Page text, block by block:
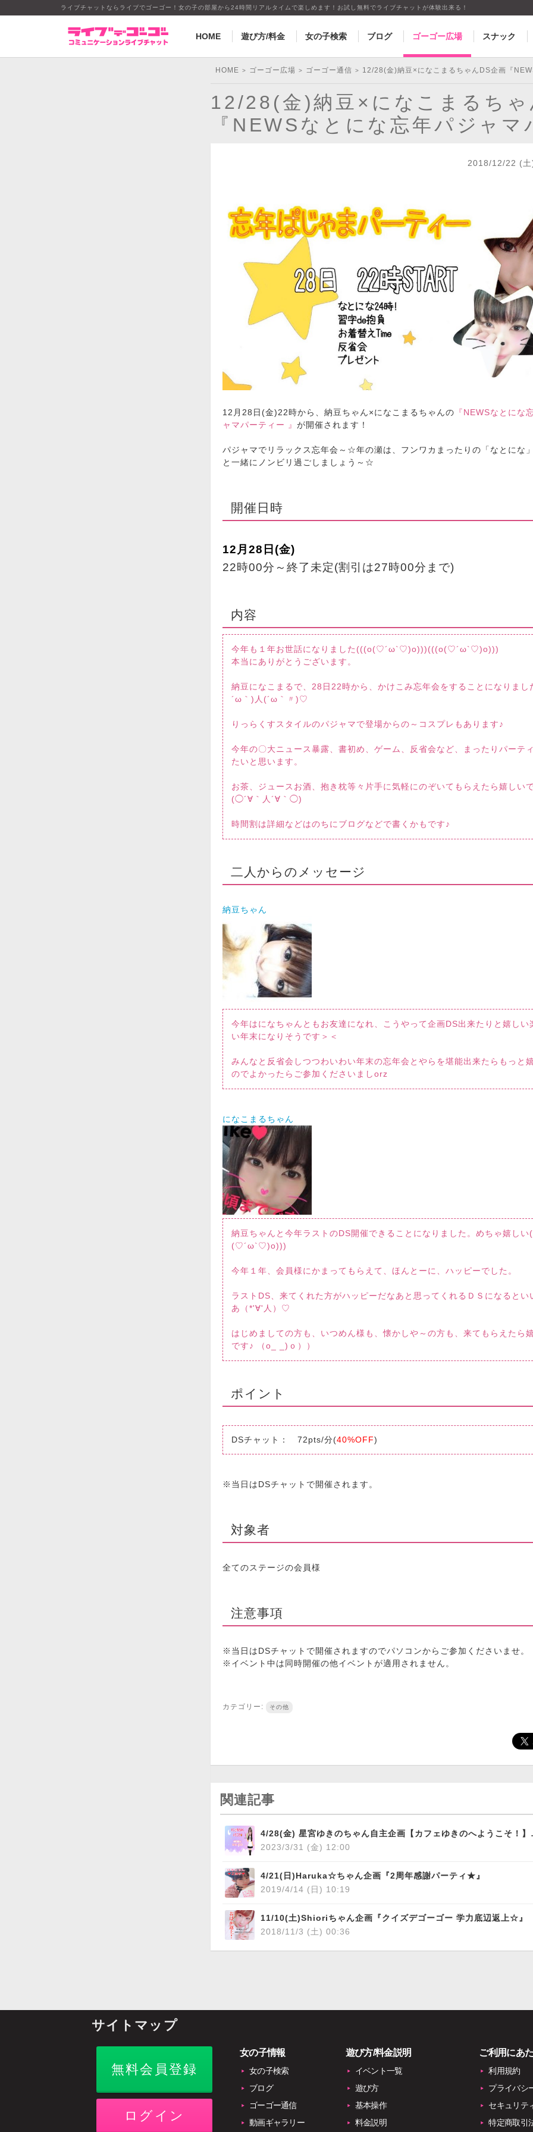
ライブチャットならライブでゴーゴー！女の子の部屋から24時間リアルタイムで楽しめます！お試し無料でライブチャットが体験出来る！
HOME 遊び方/料金 女の子検索 ブログ ゴーゴー広場 スナック
HOME > ゴーゴー広場 > ゴーゴー通信 > 12/28(金)納豆×になこまるちゃんDS企画『
12/28(金)納豆×になこまるちゃ
『NEWSなとにな忘年パジャ
2018/12/22 (
12月28日(金)22時から、納豆ちゃん×になこまるちゃんの 『NEWSなとにな
ャマパーティー 』 が開催されます！
パジャマでリラックス忘年会～☆年の瀬は、フンワカまったりの「なとにな
と一緒にノンビリ過ごしましょう～☆
開催日時
12月28日(金)
22時00分～終了未定(割引は27時00分まで)
内容
今年も１年お世話になりました(((o(♡´ω`♡)o)))(((o(♡´ω`♡)o)))
本当にありがとうございます。
納豆になこまるで、28日22時から、かけこみ忘年会をすることになりまし
´ω｀)人(´ω｀〃)♡
りっらくすスタイルのパジャマで登場からの～コスプレもあります♪
今年の〇大ニュース暴露、書初め、ゲーム、反省会など、まったりパーテ
たいと思います。
お茶、ジュースお酒、抱き枕等々片手に気軽にのぞいてもらえたら嬉しい
(◯´∀｀人´∀｀◯)
時間割は詳細などはのちにブログなどで書くかもです♪
二人からのメッセージ
納豆ちゃん
今年はになちゃんともお友達になれ、こうやって企画DS出来たりと嬉しい
い年末になりそうです＞＜
みんなと反省会しつつわいわい年末の忘年会とやらを堪能出来たらもっと
のでよかったらご参加くださいましorz
になこまるちゃん
納豆ちゃんと今年ラストのDS開催できることになりました。めちゃ嬉し
(♡´ω`♡)o)))
今年１年、会員様にかまってもらえて、ほんとーに、ハッピーでした。
ラストDS、来てくれた方がハッピーだなあと思ってくれるＤＳになるとい
あ（*'∀'人）♡
はじめましての方も、いつめん様も、懐かしや～の方も、来てもらえたら
です♪ （o_ _)ｏ））
ポイント
DSチャット： 72pts/分(40%OFF)
※当日はDSチャットで開催されます。
対象者
全てのステージの会員様
注意事項
※当日はDSチャットで開催されますのでパソコンからご参加くださいませ。
※イベント中は同時開催の他イベントが適用されません。
カテゴリー: その他
関連記事
4/28(金) 星
2023/3/31 (金) 12:00
4/21(日)Haruka☆ちゃん企画『2周年感謝パーティ★』
2019/4/14 (日) 10:19
11/10(土)Shioriちゃん企画『クイズデゴーゴー 学力底辺返上☆』
2018/11/3 (土) 00:36
サイトマップ
無料会員登録
ログイン
女の子情報
女の子検索
ブログ
ゴーゴー通信
動画ギャラリー
遊び方/料金説明
イベント一覧
遊び方
基本操作
料金説明
ご利用にあ
利用規約
プライバシ
セキュリテ
特定商取引